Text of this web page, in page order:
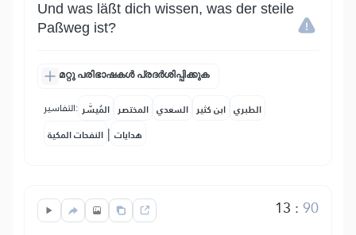
Und was läßt dich wissen, was der steile
Paßweg ist?
മറ്റു പരിഭാഷകൾ പ്രദർശിപ്പിക്കുക
التفاسير: المُيسَّر المختصر السعدي ابن كثير الطبري
النفحات المكية | هدايات
13 :90